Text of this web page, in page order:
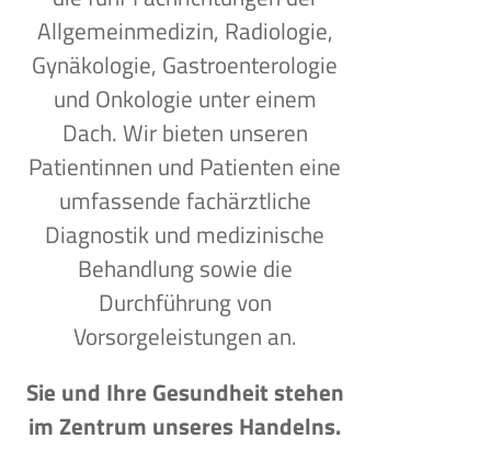
Allgemeinmedizin, Radiologie,
Gynäkologie, Gastroenterologie
und Onkologie unter einem
Dach. Wir bieten unseren
Patientinnen und Patienten eine
umfassende fachärztliche
Diagnostik und medizinische
Behandlung sowie die
Durchführung von
Vorsorgeleistungen an.
Sie und Ihre Gesundheit stehen
im Zentrum unseres Handelns.